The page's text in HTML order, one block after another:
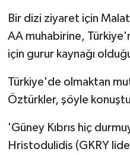
Bir dizi ziyaret için
AA muhabirine,
için gurur kaynağı
Türkiye'de olmaktan
Öztürkler, şöyle
'Güney Kıbrıs hiç
Hristodulidis (GKRY